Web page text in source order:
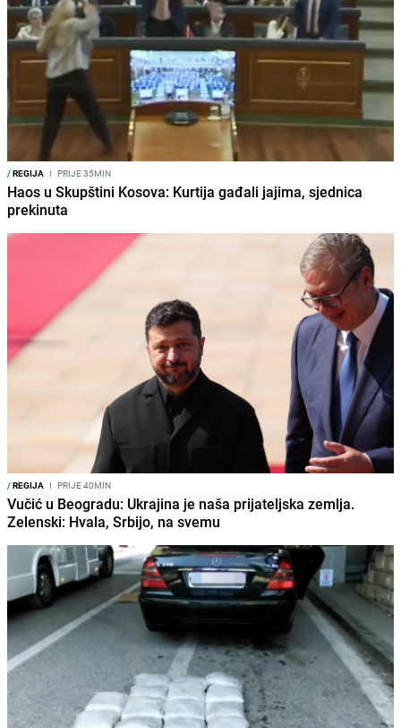
/REGIJA I PRIJE 35MIN
Haos u Skupštini Kosova: Kurtija gađali jajima, sjednica
prekinuta
/REGIJA I PRIJE 40MIN
Vučić u Beogradu: Ukrajina je naša prijateljska zemlja.
Zelenski: Hvala, Srbijo, na svemu